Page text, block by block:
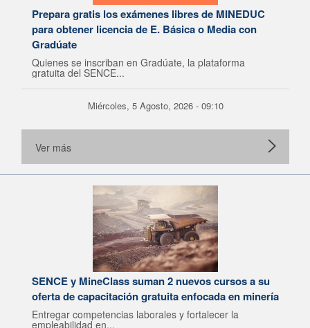
Prepara gratis los exámenes libres de MINEDUC
para obtener licencia de E. Básica o Media con
Gradúate
Quienes se inscriban en Gradúate, la plataforma
gratuita del SENCE...
Miércoles, 5 Agosto, 2026 - 09:10
Ver más
SENCE y MineClass suman 2 nuevos cursos a su
oferta de capacitación gratuita enfocada en minería
Entregar competencias laborales y fortalecer la
empleabilidad en...